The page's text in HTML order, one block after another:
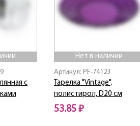
с
Нет в наличии
Артикул: PF-74123
Тарелка "Vintage",
полистирол, D20 см
53.85 ₽